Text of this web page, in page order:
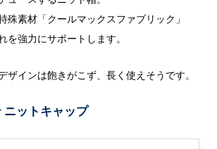
殊素材「クールマックスファブリック」
を強力にサポートします。
ザインは飽きがこず、長く使えそうです。
ットキャップ